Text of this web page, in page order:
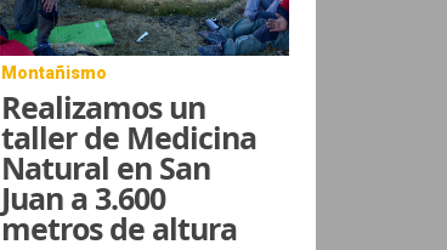
Montañismo
Realizamos un
taller de Medicina
Natural en San
Juan a 3.600
metros de altura